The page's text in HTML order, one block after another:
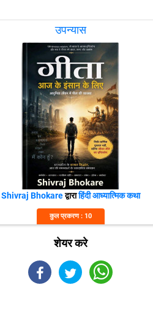
उपन्यास
Shivraj Bhokareद्वाराहिंदी आध्यात्मिक कथा
कुल प्रकरण : 10
शेयर करे